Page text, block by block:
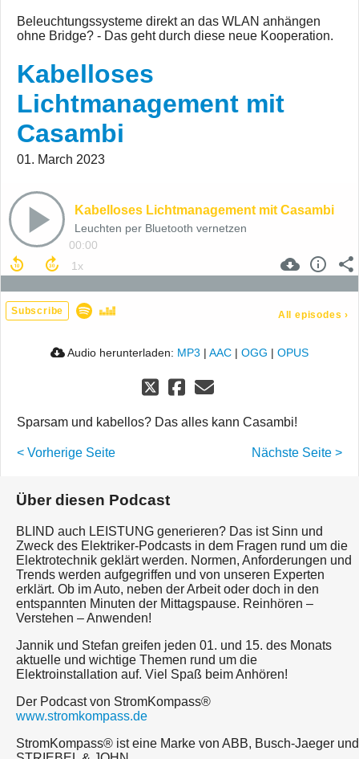
Beleuchtungssysteme direkt an das WLAN anhängen
ohne Bridge? - Das geht durch diese neue Kooperation.
Kabelloses
Lichtmanagement mit
Casambi
01. March 2023
Kabelloses Lichtmanagement mit Casambi
Leuchten per Bluetooth vernetzen
00:00
Subscribe All episodes ›
Audio herunterladen: MP3 | AAC | OGG | OPUS
Sparsam und kabellos? Das alles kann Casambi!
< Vorherige Seite Nächste Seite >
Über diesen Podcast
BLIND auch LEISTUNG generieren? Das ist Sinn und
Zweck des Elektriker-Podcasts in dem Fragen rund um die
Elektrotechnik geklärt werden. Normen, Anforderungen und
Trends werden aufgegriffen und von unseren Experten
erklärt. Ob im Auto, neben der Arbeit oder doch in den
entspannten Minuten der Mittagspause. Reinhören –
Verstehen – Anwenden!
Jannik und Stefan greifen jeden 01. und 15. des Monats
aktuelle und wichtige Themen rund um die
Elektroinstallation auf. Viel Spaß beim Anhören!
Der Podcast von StromKompass®
www.stromkompass.de
StromKompass® ist eine Marke von ABB, Busch-Jaeger und